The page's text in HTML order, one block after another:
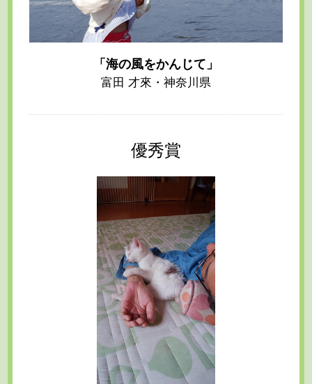
「海の風をかんじて」
富田 才來・神奈川県
優秀賞